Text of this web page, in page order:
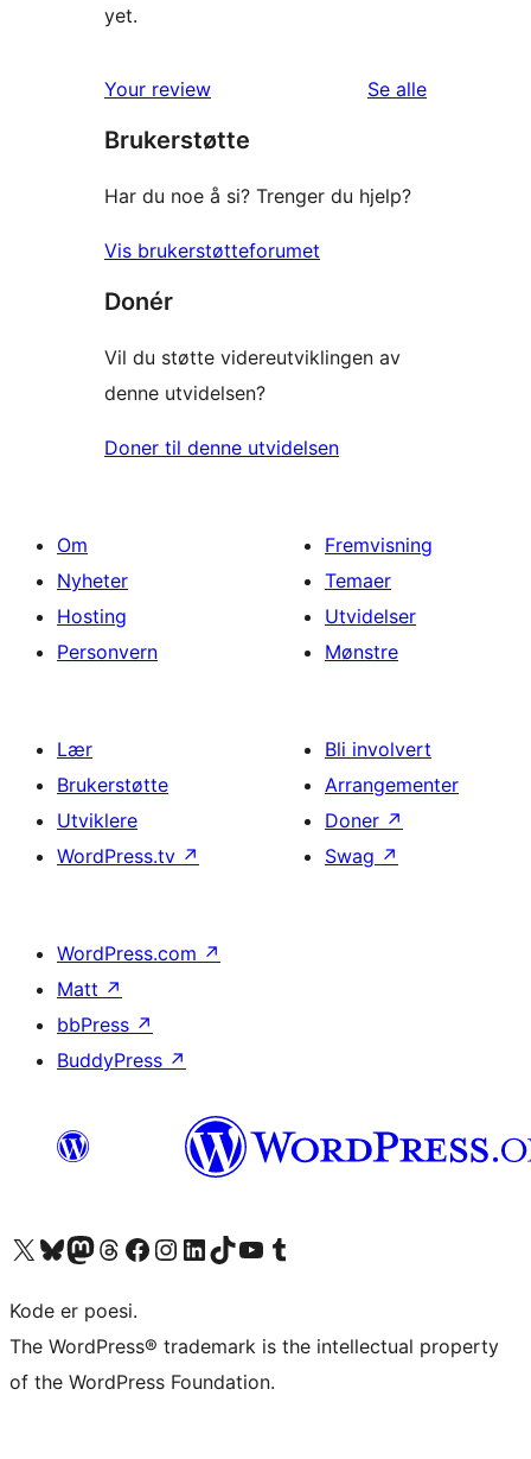
yet.
Your review Se alleomtalene
Brukerstøtte
Har du noe å si? Trenger du hjelp?
Vis brukerstøtteforumet
Donér
Vil du støtte videreutviklingen av
denne utvidelsen?
Doner til denne utvidelsen
Om
Nyheter
Hosting
Personvern
Fremvisning
Temaer
Utvidelser
Mønstre
Lær
Brukerstøtte
Utviklere
WordPress.tv ↗
Bli involvert
Arrangementer
Doner ↗
Swag ↗
WordPress.com ↗
Matt ↗
bbPress ↗
BuddyPress ↗
Besøk vår konto på X Visit our Bluesky account
Besøk vår Mastodon-konto
Visit our Threads account
Besøk vår Facebook-sideBesøk vår Instagram-konto
Besøk vår LinkedIn-konto
Visit our TikTok account
Visit our YouTube channel
Visit our Tumblr account
Kode er poesi.
The WordPress® trademark is the intellectual property
of the WordPress Foundation.